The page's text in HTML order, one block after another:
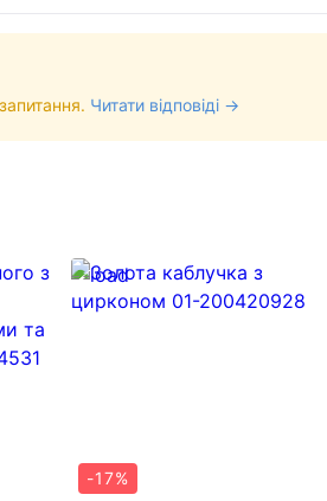
Читати відповіді →
-17%